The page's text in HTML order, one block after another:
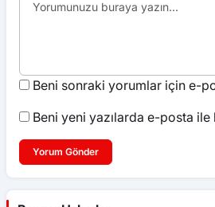
Beni sonraki yorumlar için e-
Beni yeni yazılarda e-posta
Yorum Gönder